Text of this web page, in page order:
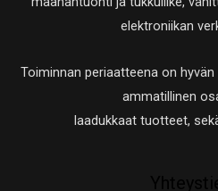
elektroniikan
Toiminnan periaatteena on
ammatillinen
laadukkaat tuotteet,